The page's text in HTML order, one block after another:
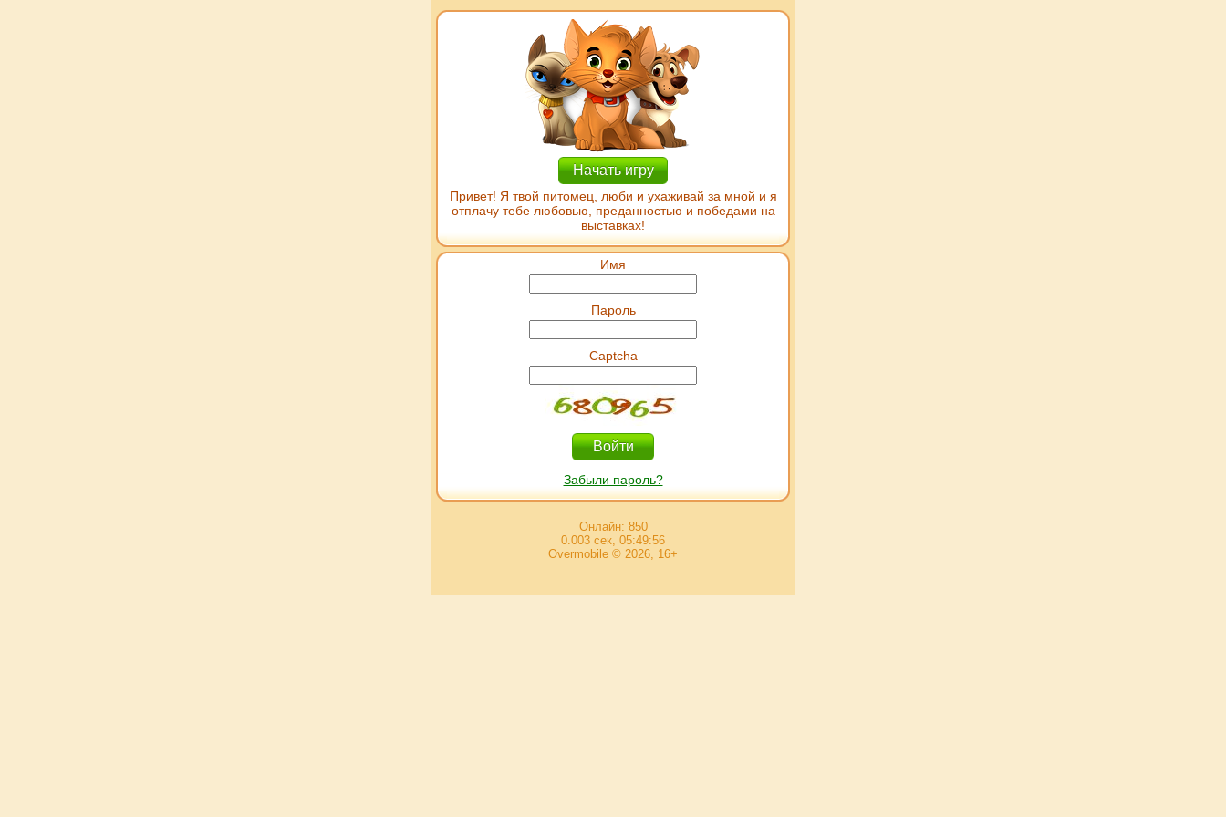
Начать игру
Привет! Я твой питомец, люби и ухаживай за мной и я
отплачу тебе любовью, преданностью и победами на
выставках!
Имя
Пароль
Captcha
Забыли пароль?
Онлайн: 850
0.003 сек, 05:49:56
Overmobile © 2026, 16+